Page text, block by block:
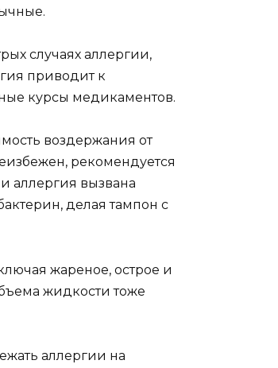
случаях аллергии,
приводит к
курсы медикаментов.
воздержания от
рекомендуется
аллергия вызвана
делая тампон с
жареное, острое и
жидкости тоже
аллергии на